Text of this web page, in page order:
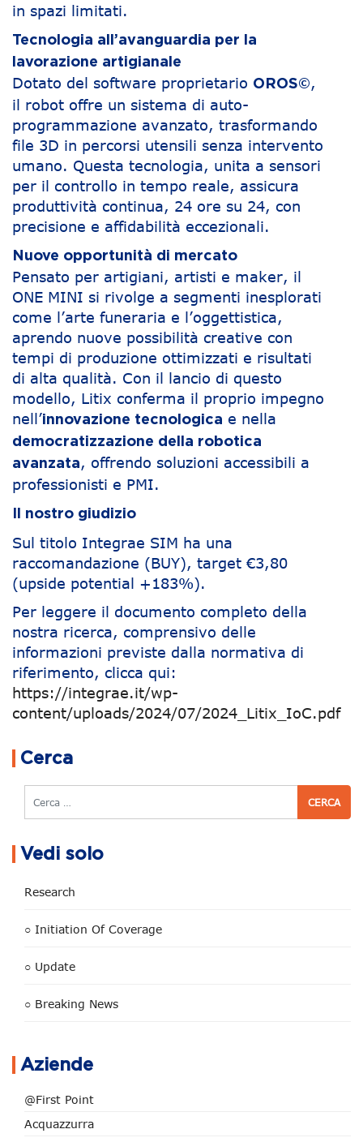
in spazi limitati.
Tecnologia all’avanguardia per la
lavorazione artigianale
Dotato del software proprietario OROS©,
il robot offre un sistema di auto-
programmazione avanzato, trasformando
file 3D in percorsi utensili senza intervento
umano. Questa tecnologia, unita a sensori
per il controllo in tempo reale, assicura
produttività continua, 24 ore su 24, con
precisione e affidabilità eccezionali.
Nuove opportunità di mercato
Pensato per artigiani, artisti e maker, il
ONE MINI si rivolge a segmenti inesplorati
come l’arte funeraria e l’oggettistica,
aprendo nuove possibilità creative con
tempi di produzione ottimizzati e risultati
di alta qualità. Con il lancio di questo
modello, Litix conferma il proprio impegno
nell’innovazione tecnologica e nella
democratizzazione della robotica
avanzata, offrendo soluzioni accessibili a
professionisti e PMI.
Il nostro giudizio
Sul titolo Integrae SIM ha una
raccomandazione (BUY), target €3,80
(upside potential +183%).
Per leggere il documento completo della
nostra ricerca, comprensivo delle
informazioni previste dalla normativa di
riferimento, clicca qui:
https://integrae.it/wp-
content/uploads/2024/07/2024_Litix_IoC.pdf
Cerca
Cerca
Vedi solo
Research
○ Initiation Of Coverage
○ Update
○ Breaking News
Aziende
@First Point
Acquazzurra